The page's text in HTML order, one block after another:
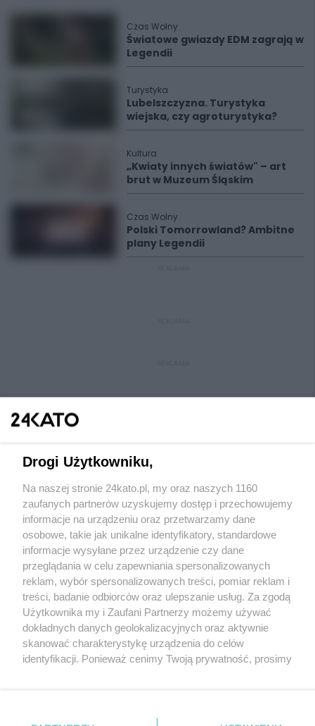
Czas Wolny
Światowe gwiazdy EDM zagrają w
Legendii
Turystyka
Lubelszczyzna. Turystyka
wiejska, czy agroturystyka?
Kultura
„Kwiaty innych światów" – art
brut w Muzeum Śląskim
Czas Wolny
Polski Tomorrowland? Ambitne
plany Legendii
Wydawca mediów lokalnych
Nie zapomnij
zapoznać się z:
polityką prywatności regulamin korzystania z portali
Twojemiasto
Piekary Śląskie
Chorzów
Tarnowskie Góry
Skontakuj sięz nami
Kontakt
Wydawca
Redakcja
Drogi Użytkowniku,
Na naszej stronie 24kato.pl, my oraz naszych 1160
zaufanych partnerów uzyskujemy dostęp i przechowujemy
informacje na urządzeniu oraz przetwarzamy dane
osobowe, takie jak unikalne identyfikatory, standardowe
informacje wysyłane przez urządzenie czy dane
przeglądania w celu zapewniania spersonalizowanych
reklam, wybór spersonalizowanych treści, pomiar reklam i
treści, badanie odbiorców oraz ulepszanie usług. Za zgodą
Użytkownika my i Zaufani Partnerzy możemy używać
dokładnych danych geolokalizacyjnych oraz aktywnie
skanować charakterystykę urządzenia do celów
identyfikacji. Ponieważ cenimy Twoją prywatność, prosimy
prywatności znajdujący się w lewym dolnym rogu strony